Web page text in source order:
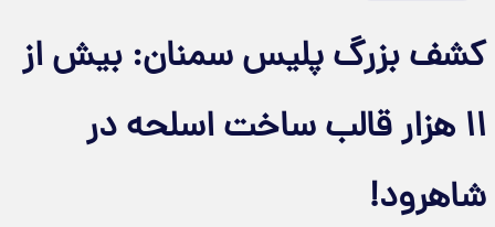
کشف بزرگ پلیس سمنان: بیش از
۱۱ هزار قالب ساخت اسلحه در
شاهرود!